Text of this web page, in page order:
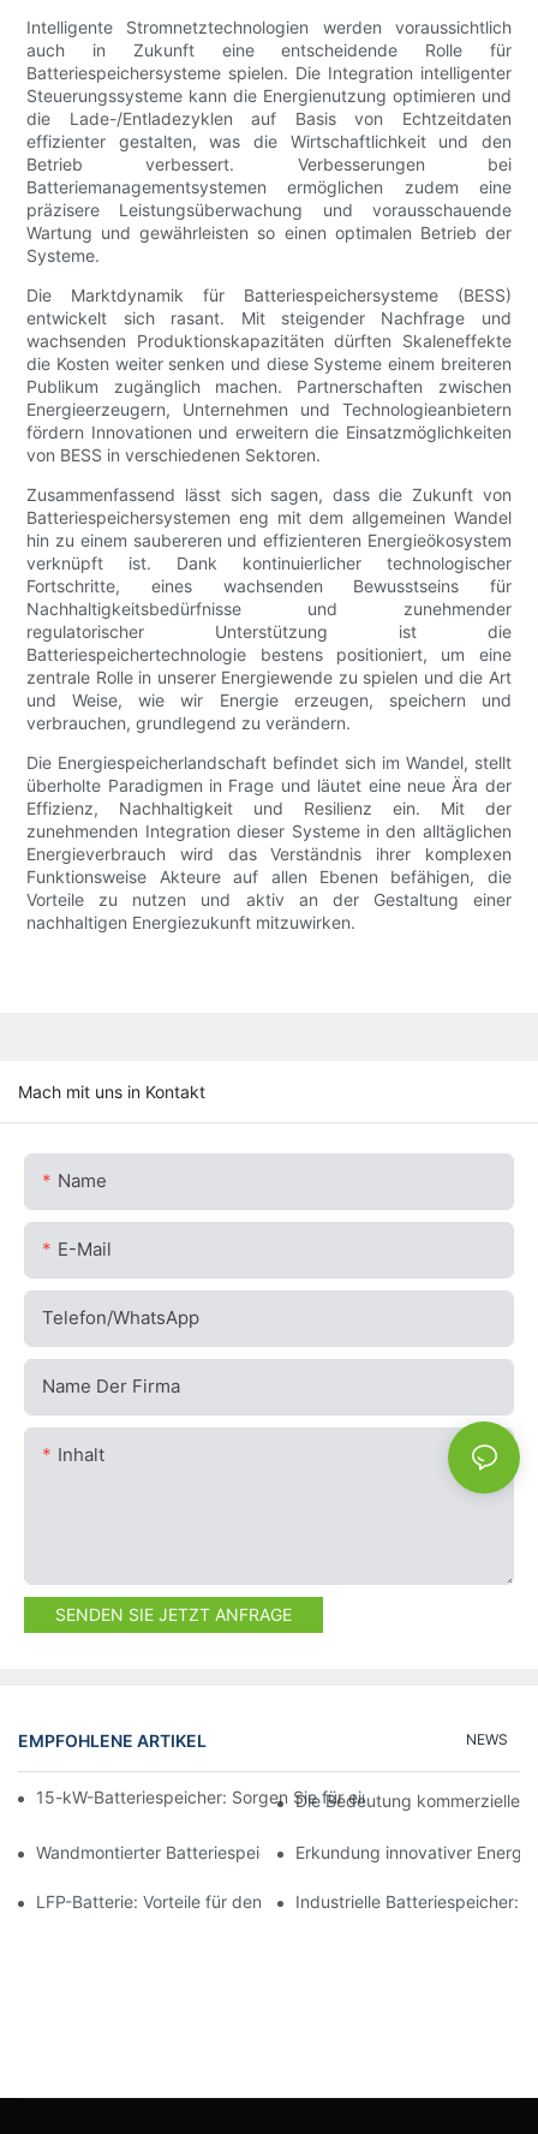
Intelligente Stromnetztechnologien werden voraussichtlich
auch in Zukunft eine entscheidende Rolle für
Batteriespeichersysteme spielen. Die Integration intelligenter
Steuerungssysteme kann die Energienutzung optimieren und
die Lade-/Entladezyklen auf Basis von Echtzeitdaten
effizienter gestalten, was die Wirtschaftlichkeit und den
Betrieb verbessert. Verbesserungen bei
Batteriemanagementsystemen ermöglichen zudem eine
präzisere Leistungsüberwachung und vorausschauende
Wartung und gewährleisten so einen optimalen Betrieb der
Systeme.
Die Marktdynamik für Batteriespeichersysteme (BESS)
entwickelt sich rasant. Mit steigender Nachfrage und
wachsenden Produktionskapazitäten dürften Skaleneffekte
die Kosten weiter senken und diese Systeme einem breiteren
Publikum zugänglich machen. Partnerschaften zwischen
Energieerzeugern, Unternehmen und Technologieanbietern
fördern Innovationen und erweitern die Einsatzmöglichkeiten
von BESS in verschiedenen Sektoren.
Zusammenfassend lässt sich sagen, dass die Zukunft von
Batteriespeichersystemen eng mit dem allgemeinen Wandel
hin zu einem saubereren und effizienteren Energieökosystem
verknüpft ist. Dank kontinuierlicher technologischer
Fortschritte, eines wachsenden Bewusstseins für
Nachhaltigkeitsbedürfnisse und zunehmender
regulatorischer Unterstützung ist die
Batteriespeichertechnologie bestens positioniert, um eine
zentrale Rolle in unserer Energiewende zu spielen und die Art
und Weise, wie wir Energie erzeugen, speichern und
verbrauchen, grundlegend zu verändern.
Die Energiespeicherlandschaft befindet sich im Wandel, stellt
überholte Paradigmen in Frage und läutet eine neue Ära der
Effizienz, Nachhaltigkeit und Resilienz ein. Mit der
zunehmenden Integration dieser Systeme in den alltäglichen
Energieverbrauch wird das Verständnis ihrer komplexen
Funktionsweise Akteure auf allen Ebenen befähigen, die
Vorteile zu nutzen und aktiv an der Gestaltung einer
nachhaltigen Energiezukunft mitzuwirken.
Mach mit uns in Kontakt
Name
E-Mail
Telefon/WhatsApp
Name Der Firma
Inhalt
SENDEN SIE JETZT ANFRAGE
EMPFOHLENE ARTIKEL NEWS
15-kW-Batteriespeicher: Sorgen Sie für eine sichere
Die Bedeutung kommerzieller
Wandmontierter Batteriespeicher: Maximierung der
Erkundung innovativer
LFP-Batterie: Vorteile für den gewerblichen und privaten
Industrielle Batteriespeicher: